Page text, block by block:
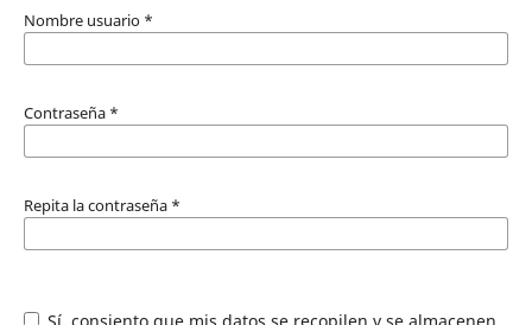
Nombre usuario *
Contraseña *
Repita la contraseña *